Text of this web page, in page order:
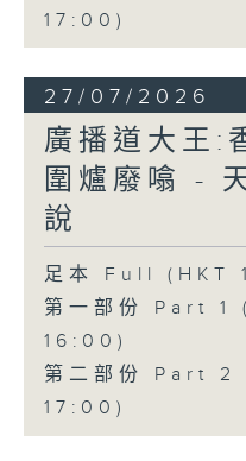
17:00)
27/07/2026
廣播道大王:
圍爐廢噏 -
說
足本 Full (HKT
第一部份 Part 1
16:00)
第二部份 Part
17:00)